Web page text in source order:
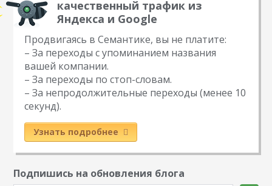
качественный трафик из
Яндекса и Google
Продвигаясь в Семантике, вы не платите:
– За переходы с упоминанием названия
вашей компании.
– За переходы по стоп-словам.
– За непродолжительные переходы (менее 10
секунд).
Узнать подробнее
Подпишись на обновления блога